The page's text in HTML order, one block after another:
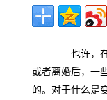
也许，在
或者离婚后，一
的。对于什么是